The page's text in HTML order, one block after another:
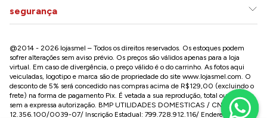
segurança
@2014 - 2026 lojasmel – Todos os direitos reservados. Os estoques podem
sofrer alterações sem aviso prévio. Os preços são válidos apenas para a loja
virtual. Em caso de divergência, o preço válido é o do carrinho. As fotos aqui
veiculadas, logotipo e marca são de propriedade do site www.lojasmel.com. O
desconto de 5% será concedido nas compras acima de R$129,00 (excluindo o
frete) na forma de pagamento Pix. É vetada a sua reprodução, total ou parcial,
sem a expressa autorização. BMP UTILIDADES DOMESTICAS / CNPJ:
12.356.100/0039-07/ Inscrição Estadual: 799.728.912.116/ Endereço: R José